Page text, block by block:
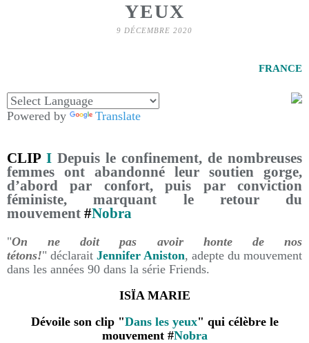
YEUX
9 DÉCEMBRE 2020
FRANCE
Powered by Translate
CLIPI Depuis le confinement, de nombreuses
femmes ont abandonné leur soutien gorge,
d’abord par confort, puis par conviction
féministe, marquant le retour du
mouvement #Nobra
"On ne doit pas avoir honte de nos
tétons!" déclarait Jennifer Aniston, adepte du mouvement
dans les années 90 dans la série Friends.
ISÏA MARIE
Dévoile son clip "Dans les yeux" qui célèbre le
mouvement #Nobra